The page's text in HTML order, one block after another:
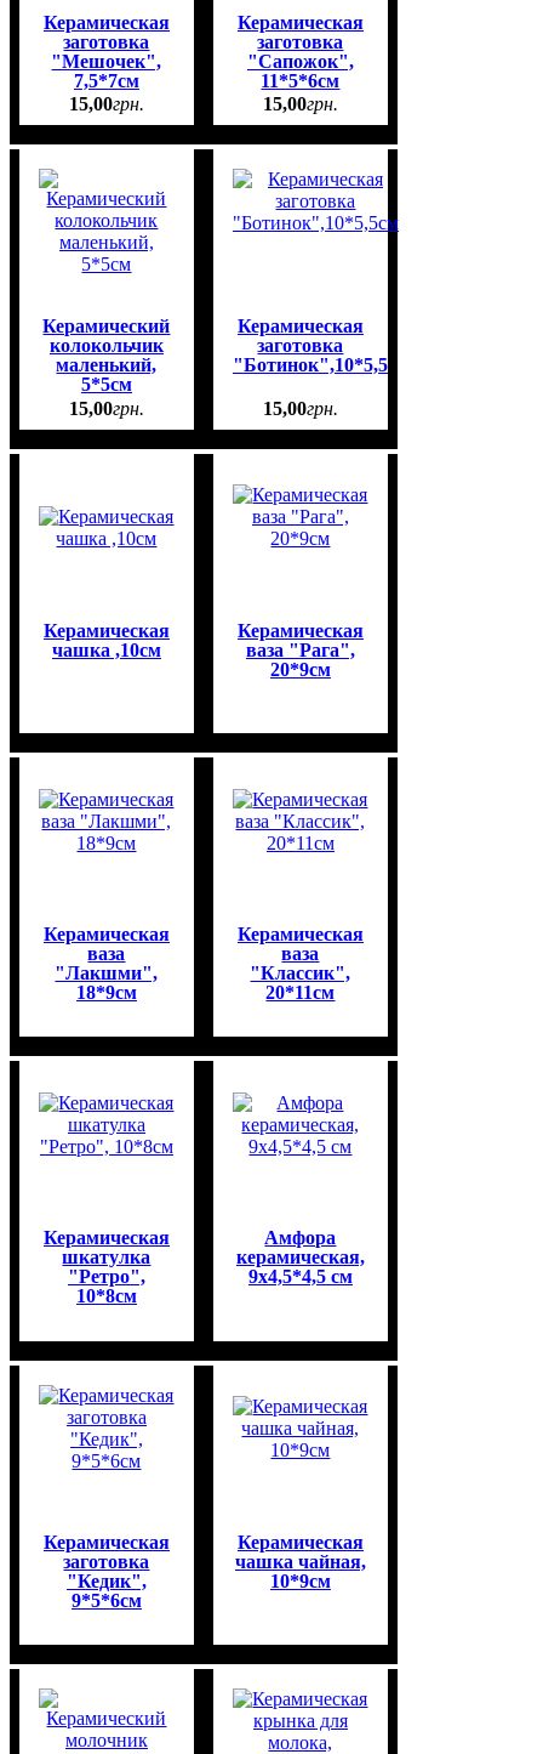
Керамическая
заготовка
"Мешочек",
7,5*7см
15,00грн.
Керамическая
заготовка
"Сапожок",
11*5*6см
15,00грн.
Керамический
колокольчик
маленький,
5*5см
15,00грн.
Керамическая
заготовка
"Ботинок",10*5,5см
15,00грн.
Керамическая
чашка ,10см
Керамическая
ваза "Рага",
20*9см
Керамическая
ваза
"Лакшми",
18*9см
Керамическая
ваза
"Классик",
20*11см
Керамическая
шкатулка
"Ретро",
10*8см
Амфора
керамическая,
9х4,5*4,5 см
Керамическая
заготовка
"Кедик",
9*5*6см
Керамическая
чашка чайная,
10*9см